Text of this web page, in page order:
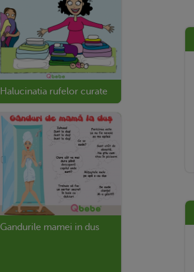
Halucinatia rufelor curate
Gandurile mamei in dus